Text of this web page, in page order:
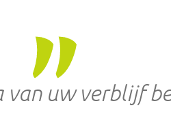
van uw verblijf